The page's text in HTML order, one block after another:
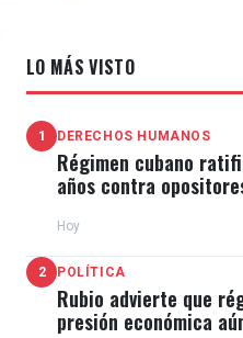
LO MÁS VISTO
1 DERECHOS HUMANOS
Régimen cubano
años contra
Hoy
2 POLÍTICA
Rubio advierte que
presión económica